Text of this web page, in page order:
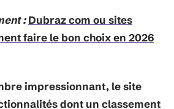
: Dubraz com ou sites
faire le bon choix en 2026
impressionnant, le site
dont un classement